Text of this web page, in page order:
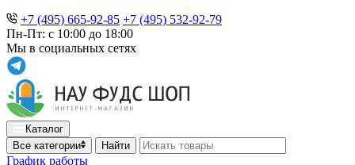
+7 (495) 665-92-85 +7 (495) 532-92-79
Пн-Пт: с 10:00 до 18:00
Мы в социальных сетях
Каталог
Все категории
Найти
График работы